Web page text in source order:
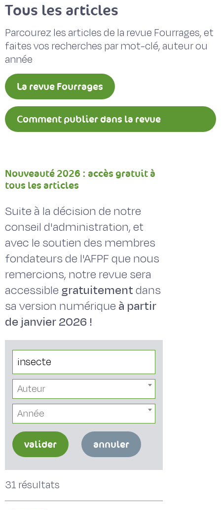
Tous les articles
Parcourez les articles de la revue Fourrages, et
faites vos recherches par mot-clé, auteur ou
année
La revue Fourrages
Comment publier dans la revue
Nouveauté 2026 : accès gratuit à
tous les articles
Suite à la décision de notre
conseil d'administration, et
avec le soutien des membres
fondateurs de l'AFPF que nous
remercions, notre revue sera
accessible gratuitementdans
sa version numérique à partir
de janvier 2026 !
Auteur
Année
valider annuler
31 résultats